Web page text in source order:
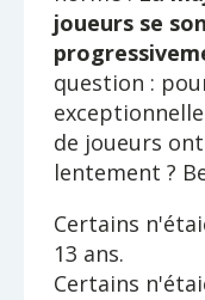
joueurs se
question :
de joueurs
lentement ?
Certains
13 ans.
Certains